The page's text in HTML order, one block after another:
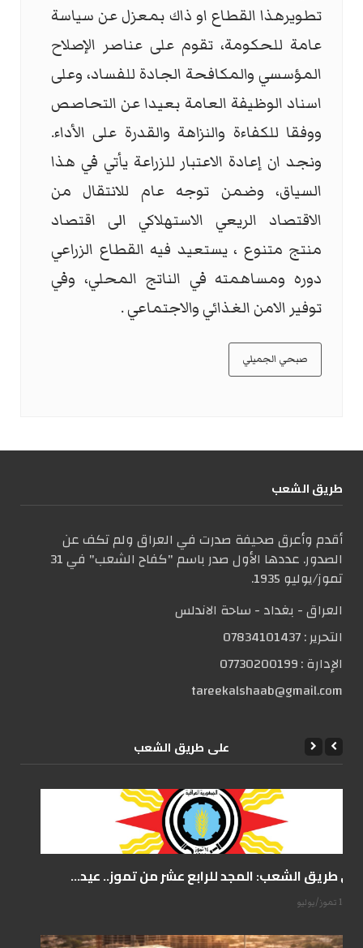
تطويرهذا القطاع او ذاك بمعزل عن سياسة
عامة للحكومة، تقوم على عناصر الإصلاح
المؤسسي والمكافحة الجادة للفساد، وعلى
اسناد الوظيفة العامة بعيدا عن التحاصص
ووفقا للكفاءة والنزاهة والقدرة على الأداء.
ونجد ان إعادة الاعتبار للزراعة يأتي في هذا
السياق، وضمن توجه عام للانتقال من
الاقتصاد الريعي الاستهلاكي الى اقتصاد
منتج متنوع ، يستعيد فيه القطاع الزراعي
دوره ومساهمته في الناتج المحلي، وفي
توفير الامن الغذائي والاجتماعي .
صبحي الجميلي
طریق الشعب
أقدم وأعرق صحيفة صدرت في العراق ولم تكف عن
الصدور. عددها الأول صدر باسم "كفاح الشعب" في 31
تموز/يوليو 1935.
العراق - بغداد - ساحة الاندلس
التحریر :07834101437
الإدارة :07730200199
tareekalshaab@gmail.com
علی طریق الشعب
على طريق الشعب: المجد للرابع عشر من تموز.. عيد...
14 تموز/يوليو